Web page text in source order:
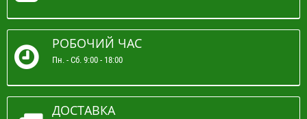
РОБОЧИЙ ЧАС
Пн. - Сб. 9:00 - 18:00
ДОСТАВКА